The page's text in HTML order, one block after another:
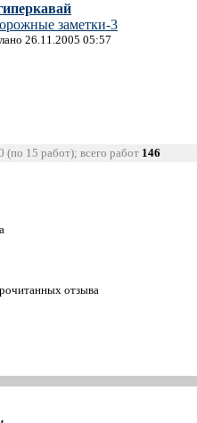
заметки-3
26.11.2005 05:57
(по 15 работ); всего работ 146
отзыва